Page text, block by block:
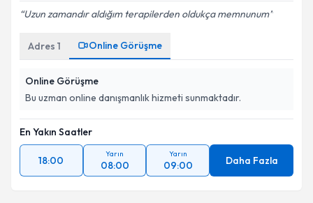
Uzun zamandır aldığım terapilerden oldukça memnunum
Adres 1 Online Görüşme
Online Görüşme
Bu uzman online danışmanlık hizmeti sunmaktadır.
En Yakın Saatler
18:00
Yarın
08:00
Yarın
09:00 Daha Fazla